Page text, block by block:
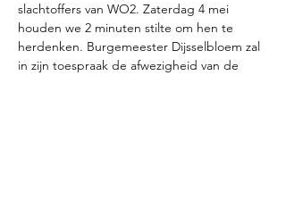
slachtoffers van WO2. Zaterdag 4 mei
houden we 2 minuten stilte om hen te
herdenken. Burgemeester Dijsselbloem zal
in zijn toespraak de afwezigheid van de